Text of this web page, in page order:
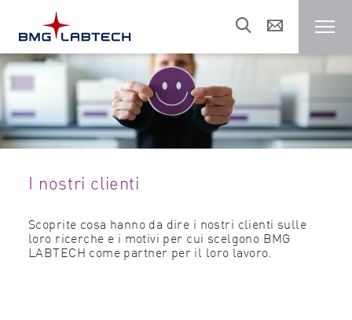
Lettori di micropiastre
Referenze
Aree di ricerca
Risorse
I nostri clienti
Scoprite cosa hanno da dire i nostri clienti sulle
loro ricerche e i motivi per cui scelgono BMG
LABTECH come partner per il loro lavoro.